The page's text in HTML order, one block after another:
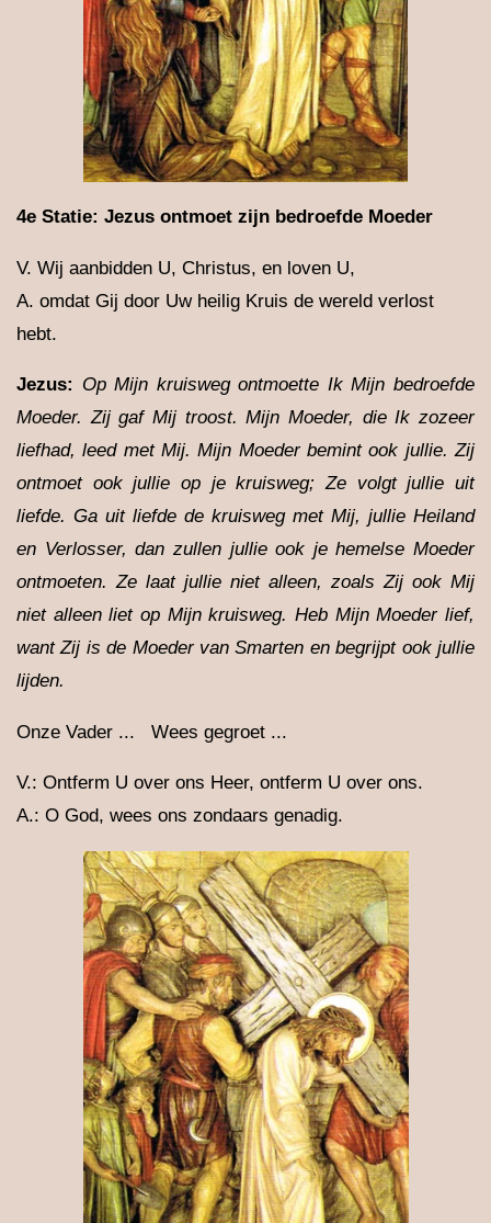
4e Statie: Jezus ontmoet zijn bedroefde Moeder
V. Wij aanbidden U, Christus, en loven U,
A. omdat Gij door Uw heilig Kruis de wereld verlost
hebt.
Jezus: Op Mijn kruisweg ontmoette Ik Mijn bedroefde
Moeder. Zij gaf Mij troost. Mijn Moeder, die Ik zozeer
liefhad, leed met Mij. Mijn Moeder bemint ook jullie. Zij
ontmoet ook jullie op je kruisweg; Ze volgt jullie uit
liefde. Ga uit liefde de kruisweg met Mij, jullie Heiland
en Verlosser, dan zullen jullie ook je hemelse Moeder
ontmoeten. Ze laat jullie niet alleen, zoals Zij ook Mij
niet alleen liet op Mijn kruisweg. Heb Mijn Moeder lief,
want Zij is de Moeder van Smarten en begrijpt ook jullie
lijden.
Onze Vader ... Wees gegroet ...
V.: Ontferm U over ons Heer, ontferm U over ons.
A.: O God, wees ons zondaars genadig.